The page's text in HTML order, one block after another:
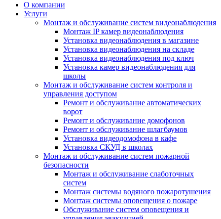
О компании
Услуги
Монтаж и обслуживание систем видеонаблюдения
Монтаж IP камер видеонаблюдения
Установка видеонаблюдения в магазине
Установка видеонаблюдения на складе
Установка видеонаблюдения под ключ
Установка камер видеонаблюдения для
школы
Монтаж и обслуживание систем контроля и
управления доступом
Ремонт и обслуживание автоматических
ворот
Ремонт и обслуживание домофонов
Ремонт и обслуживание шлагбаумов
Установка видеодомофона в кафе
Установка СКУД в школах
Монтаж и обслуживание систем пожарной
безопасности
Монтаж и обслуживание слаботочных
систем
Монтаж системы водяного пожаротушения
Монтаж системы оповещения о пожаре
Обслуживание систем оповещения и